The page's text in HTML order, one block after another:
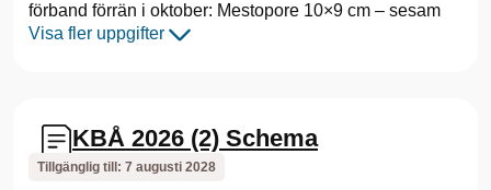
e
förband förrän i oktober: Mestopore 10×9 cm – sesam
Visa fler uppgifter
KBÅ 2026 (2) Schema
Tillgänglig till: 7 augusti 2028